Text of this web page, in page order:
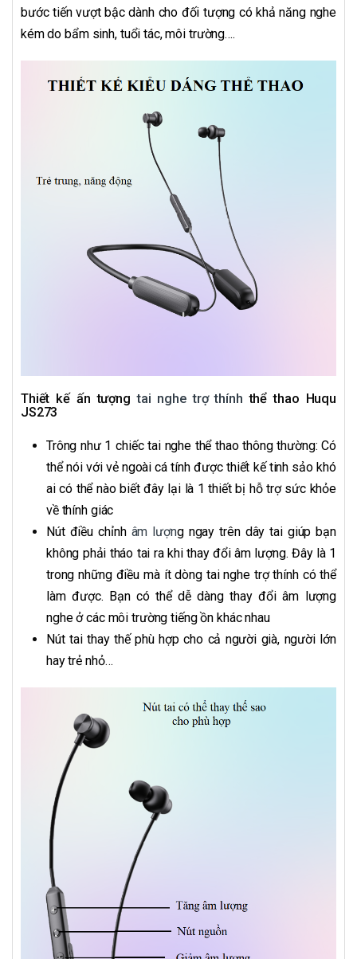
bước tiến vượt bậc dành cho đối tượng có khả năng nghe
kém do bẩm sinh, tuổi tác, môi trường….
Thiết kế ấn tượngtai nghe trợ thính thể thao Huqu
JS273
Trông như 1 chiếc tai nghe thể thao thông thường: Có
thể nói với vẻ ngoài cá tính được thiết kế tinh sảo khó
ai có thể nào biết đây lại là 1 thiết bị hỗ trợ sức khỏe
về thính giác
Nút điều chỉnh âm lượng ngay trên dây tai giúp bạn
không phải tháo tai ra khi thay đổi âm lượng. Đây là 1
trong những điều mà ít dòng tai nghe trợ thính có thể
làm được. Bạn có thể dễ dàng thay đổi âm lượng
nghe ở các môi trường tiếng ồn khác nhau
Nút tai thay thế phù hợp cho cả người già, người lớn
hay trẻ nhỏ…